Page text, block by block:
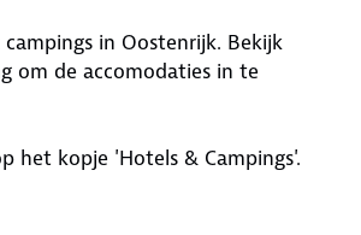
in Oostenrijk. Bekijk
om de accomodaties in te
het kopje 'Hotels & Campings'.